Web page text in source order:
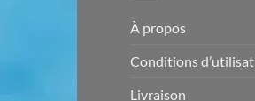
À propos
Conditions
Livraison